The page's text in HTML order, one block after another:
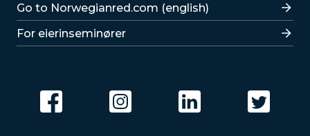
Go to Norwegianred.com (english)
For eierinseminører